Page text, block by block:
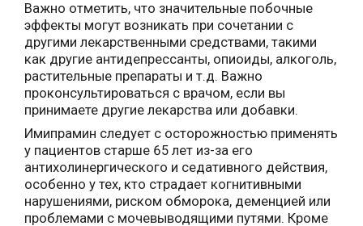
Важно отметить, что значительные побочные
эффекты могут возникать при сочетании с
другими лекарственными средствами, такими
как другие антидепрессанты, опиоиды, алкоголь,
растительные препараты и т.д. Важно
проконсультироваться с врачом, если вы
принимаете другие лекарства или добавки.
Имипрамин следует с осторожностью применять
у пациентов старше 65 лет из-за его
антихолинергического и седативного действия,
особенно у тех, кто страдает когнитивными
нарушениями, риском обморока, деменцией или
проблемами с мочевыводящими путями. Кроме